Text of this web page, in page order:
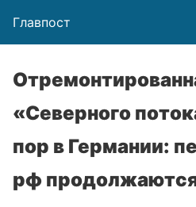
Главпост
«Северного
пор в Германии:
рф